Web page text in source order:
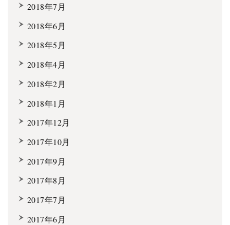
2018年7月
2018年6月
2018年5月
2018年4月
2018年2月
2018年1月
2017年12月
2017年10月
2017年9月
2017年8月
2017年7月
2017年6月